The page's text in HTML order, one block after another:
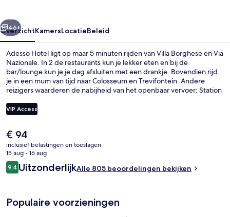
Volgende
46+
OverzichtKamersLocatieBeleid
Adesso Hotel ligt op maar 5 minuten rijden van Villa Borghese en Via
Nazionale. In 2 de restaurants kun je lekker eten en bij de
bar/lounge kun je je dag afsluiten met een drankje. Bovendien rijd
je in een mum van tijd naar Colosseum en Trevifontein. Andere
reizigers waarderen de nabijheid van het openbaar vervoer: Station
loop je in slechts 12 minuten.
VIP Access
De
huidige
prijs
is
€ 94
€ 94
inclusief belastingen en toeslagen
15 aug - 16 aug
Beoordelingen
9,49,4 op 10 –
UitzonderlijkAlle 805 beoordelingen bekijken
Populaire voorzieningen